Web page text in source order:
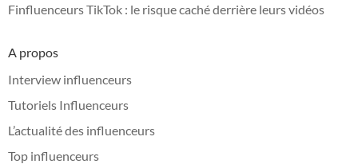
Finfluenceurs TikTok : le risque caché derrière leurs vidéos
A propos
Interview influenceurs
Tutoriels Influenceurs
L’actualité des influenceurs
Top influenceurs